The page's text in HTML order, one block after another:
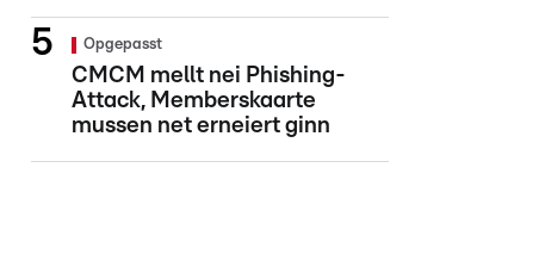
Opgepasst
CMCM mellt nei Phishing-
Attack, Memberskaarte
mussen net erneiert ginn